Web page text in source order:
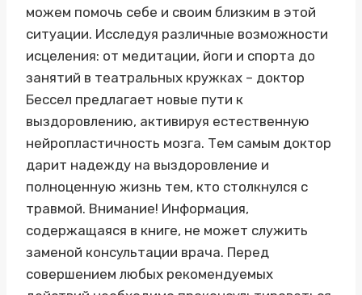
можем помочь себе и своим близким в этой
ситуации. Исследуя различные возможности
исцеления: от медитации, йоги и спорта до
занятий в театральных кружках – доктор
Бессел предлагает новые пути к
выздоровлению, активируя естественную
нейропластичность мозга. Тем самым доктор
дарит надежду на выздоровление и
полноценную жизнь тем, кто столкнулся с
травмой. Внимание! Информация,
содержащаяся в книге, не может служить
заменой консультации врача. Перед
совершением любых рекомендуемых